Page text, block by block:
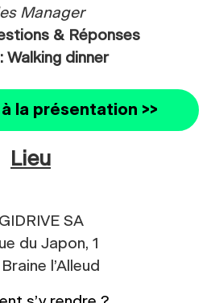
Manager
& Réponses
Walking dinner
la présentation >>
Lieu
SA
du Japon, 1
l’Alleud